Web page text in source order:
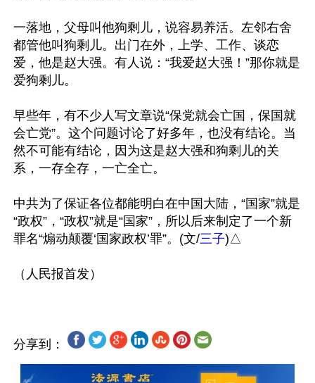
一落地，父母叫他狗剩儿，说容易养活。左邻右舍
都管他叫狗剩儿。出门在外，上学、工作、谈恋
爱，他是赵大强。有人说：“我爱赵大强！”那你就是
爱狗剩儿。
早些年，有不少人写文章说“保党就会亡国，保国就
会亡党”。这个问题讨论了好多年，也没有结论。当
然不可能有结论，因为这是赵大强和狗剩儿的关
系，一存全存，一亡全亡。
中共为了保证各位都能明白在中国大陆，“国家”就是
“政权”，“政权”就是“国家”，所以后来制定了一个新
罪名“煽动颠覆‘国家政权’罪”。(文/三子)△
分享到：